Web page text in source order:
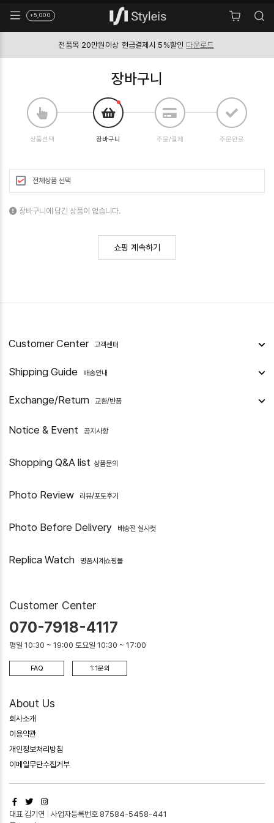
+5,000
전품목 20만원이상 현금결제시 5%할인 다운로드
장바구니
상품선택 장바구니 주문/결제 주문완료
전체상품 선택
장바구니에 담긴 상품이 없습니다.
쇼핑 계속하기
Customer Center 고객센터
Shipping Guide 배송안내
Exchange/Return 교환/반품
Notice & Event 공지사항
Shopping Q&A list 상품문의
Photo Review 리뷰/포토후기
Photo Before Delivery 배송전 실사컷
Replica Watch 명품시계쇼핑몰
Customer Center
070-7918-4117
평일 10:30 ~ 19:00 토요일 10:30 ~ 17:00
FAQ 1:1문의
About Us
회사소개
이용약관
개인정보처리방침
이메일무단수집거부
대표 김기연
사업자등록번호 87584-5458-441